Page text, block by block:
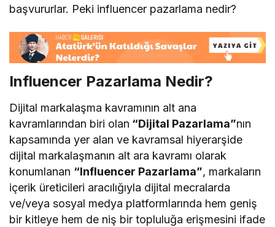
başvururlar. Peki influencer pazarlama nedir?
Influencer Pazarlama Nedir?
Dijital markalaşma kavramının alt ana
kavramlarından biri olan “Dijital Pazarlama”nın
kapsamında yer alan ve kavramsal hiyerarşide
dijital markalaşmanın alt ara kavramı olarak
konumlanan “Influencer Pazarlama”, markaların
içerik üreticileri aracılığıyla dijital mecralarda
ve/veya sosyal medya platformlarında hem geniş
bir kitleye hem de niş bir topluluğa erişmesini ifade